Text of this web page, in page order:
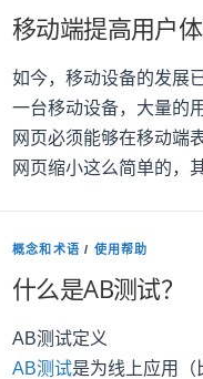
移动端提高用户
如今，移动设备的发展
一台移动设备，大量的
网页必须能够在移动端
网页缩小这么简单的，
概念和术语 / 使用帮助
什么是AB测试？
AB测试定义
AB测试是为线上应用（